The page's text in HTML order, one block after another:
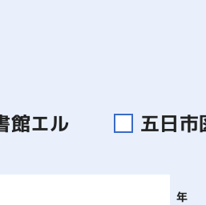
館エル 五日
年